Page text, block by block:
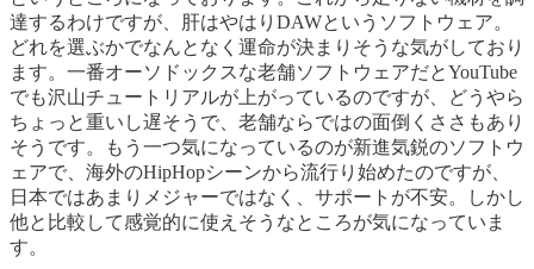
達するわけですが、肝はやはりDAWというソフトウェア。
どれを選ぶかでなんとなく運命が決まりそうな気がしており
ます。一番オーソドックスな老舗ソフトウェアだとYouTube
でも沢山チュートリアルが上がっているのですが、どうやら
ちょっと重いし遅そうで、老舗ならではの面倒くささもあり
そうです。もう一つ気になっているのが新進気鋭のソフトウ
ェアで、海外のHipHopシーンから流行り始めたのですが、
日本ではあまりメジャーではなく、サポートが不安。しかし
他と比較して感覚的に使えそうなところが気になっていま
す。